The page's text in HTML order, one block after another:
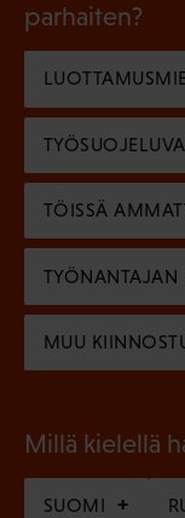
e
)
i
n
e
n
)
parhaiten?
TÖISSÄ
TYÖNANTAJAN
MUU
Millä kielellä
SUOMI